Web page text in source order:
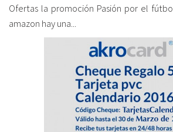
Ofertas la promoción Pasión por el
amazon hay una...